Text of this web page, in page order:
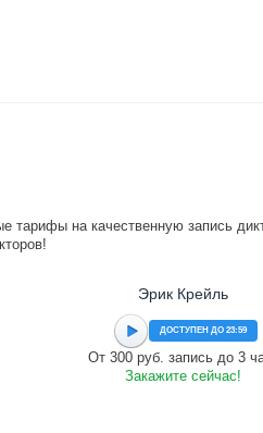
тарифы на качественную запись
Эрик Крейль
ДОСТУПЕН ДО 23:59
От 300 руб. запись до 3
Закажите сейчас!